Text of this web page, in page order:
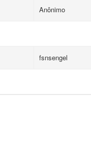
Anônimo
fsnsengel